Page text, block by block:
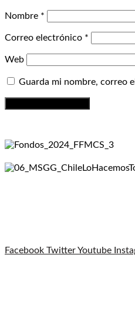
Nombre *
Correo electrónico *
Web
Guarda mi nombre, correo
Facebook TwitterYoutube